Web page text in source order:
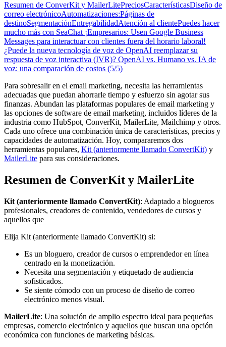
Resumen de ConverKit y MailerLitePreciosCaracterísticasDiseño de
correo electrónicoAutomatizaciones:Páginas de
destinoSegmentaciónEntregabilidadAtención al clientePuedes hacer
mucho más con SeaChat ¡Empresarios: Usen Google Business
Messages para interactuar con clientes fuera del horario laboral!
¿Puede la nueva tecnología de voz de OpenAI reemplazar su
respuesta de voz interactiva (IVR)? OpenAI vs. Humano vs. IA de
voz: una comparación de costos (5/5)
Para sobresalir en el email marketing, necesita las herramientas
adecuadas que puedan ahorrarle tiempo y esfuerzo sin agotar sus
finanzas. Abundan las plataformas populares de email marketing y
las opciones de software de email marketing, incluidos líderes de la
industria como HubSpot, ConverKit, MailerLite, Mailchimp y otros.
Cada uno ofrece una combinación única de características, precios y
capacidades de automatización. Hoy, compararemos dos
herramientas populares, Kit (anteriormente llamado ConvertKit) y
MailerLite para sus consideraciones.
Resumen de ConverKit y MailerLite
Kit (anteriormente llamado ConvertKit): Adaptado a blogueros
profesionales, creadores de contenido, vendedores de cursos y
aquellos que
Elija Kit (anteriormente llamado ConvertKit) si:
Es un bloguero, creador de cursos o emprendedor en línea
centrado en la monetización.
Necesita una segmentación y etiquetado de audiencia
sofisticados.
Se siente cómodo con un proceso de diseño de correo
electrónico menos visual.
MailerLite: Una solución de amplio espectro ideal para pequeñas
empresas, comercio electrónico y aquellos que buscan una opción
económica con funciones de marketing básicas.